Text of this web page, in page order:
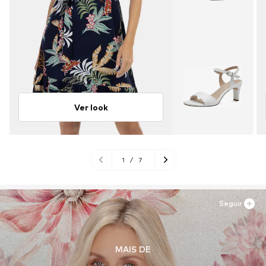
Ver look
1 / 7
MAIS DE
Seguir